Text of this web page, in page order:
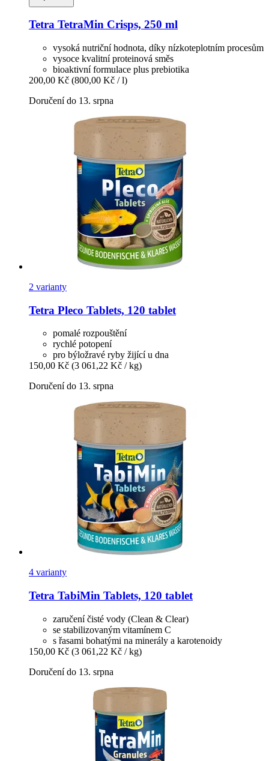
Tetra TetraMin Crisps, 250 ml
vysoká nutriční hodnota, díky nízkoteplotním procesům
vysoce kvalitní proteinová směs
bioaktivní formulace plus prebiotika
200,00 Kč (800,00 Kč / l)
Doručení do 13. srpna
2 varianty
Tetra Pleco Tablets, 120 tablet
pomalé rozpouštění
rychlé potopení
pro býložravé ryby žijící u dna
150,00 Kč (3 061,22 Kč / kg)
Doručení do 13. srpna
4 varianty
Tetra TabiMin Tablets, 120 tablet
zaručení čisté vody (Clean & Clear)
se stabilizovaným vitamínem C
s řasami bohatými na minerály a karotenoidy
150,00 Kč (3 061,22 Kč / kg)
Doručení do 13. srpna